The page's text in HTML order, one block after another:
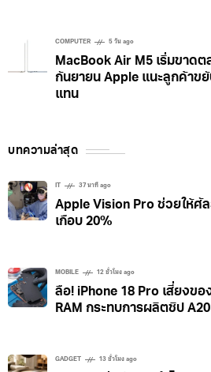
COMPUTER 5 วัน ago
MacBook Air M5 เริ่มขาด
กันยายน Apple แนะลูกค้าข
แทน
บทความล่าสุด
37 นาที ago
Apple Vision Pro ช่วยให้ศั
เกือบ 20%
MOBILE 12 ชั่วโมง ago
ลือ! iPhone 18 Pro เสี่ยงข
RAM กระทบการผลิตชิป
GADGET 13 ชั่วโมง ago